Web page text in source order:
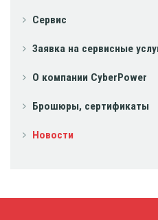
Сервис
Заявка на сервисные
О компании CyberPower
Брошюры, сертификаты
Новости